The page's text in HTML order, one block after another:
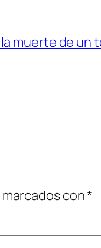
muerte de un
con*